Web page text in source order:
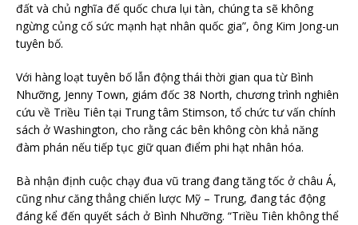
đất và chủ nghĩa đế quốc chưa lụi tàn, chúng ta sẽ không
ngừng củng cố sức mạnh hạt nhân quốc gia”, ông Kim Jong-un
tuyên bố.
Với hàng loạt tuyên bố lẫn động thái thời gian qua từ Bình
Nhưỡng, Jenny Town, giám đốc 38 North, chương trình nghiên
cứu về Triều Tiên tại Trung tâm Stimson, tổ chức tư vấn chính
sách ở Washington, cho rằng các bên không còn khả năng
đàm phán nếu tiếp tục giữ quan điểm phi hạt nhân hóa.
Bà nhận định cuộc chạy đua vũ trang đang tăng tốc ở châu Á,
cũng như căng thẳng chiến lược Mỹ – Trung, đang tác động
đáng kể đến quyết sách ở Bình Nhưỡng. “Triều Tiên không thể